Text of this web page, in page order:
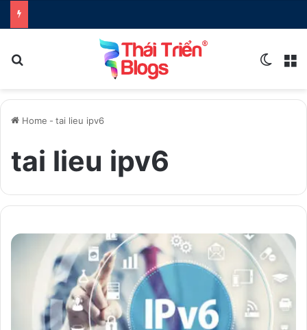
Home - tai lieu ipv6
tai lieu ipv6